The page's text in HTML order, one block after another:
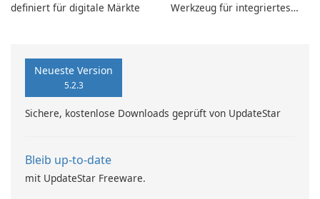
definiert für digitale Märkte
Werkzeug für integriertes
Neueste Version
5.2.3
Sichere, kostenlose Downloads geprüft von UpdateStar
Bleib up-to-date
mit UpdateStar Freeware.